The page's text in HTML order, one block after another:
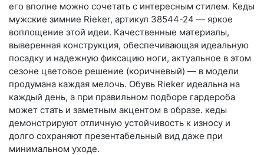
его вполне можно сочетать с интересным стилем. Кеды
мужские зимние Rieker, артикул 38544-24 — яркое
воплощение этой идеи. Качественные материалы,
выверенная конструкция, обеспечивающая идеальную
посадку и надежную фиксацию ноги, актуальное в этом
сезоне цветовое решение (коричневый) — в модели
продумана каждая мелочь. Обувь Rieker идеальна на
каждый день, а при правильном подборе гардероба
может стать и заметным акцентом в образе. кеды
демонстрируют отличную устойчивость к износу и
долго сохраняют презентабельный вид даже при
минимальном уходе.